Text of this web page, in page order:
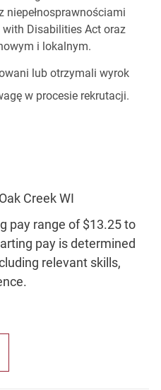
Disabilities Act oraz
i lokalnym.
lub otrzymali wyrok
w procesie rekrutacji.
Creek WI
pay range of $13.25 to
pay is determined
relevant skills,